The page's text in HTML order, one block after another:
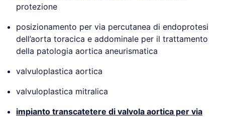
protezione
posizionamento per via percutanea di endoprotesi
dell’aorta toracica e addominale per il trattamento
della patologia aortica aneurismatica
valvuloplastica aortica
valvuloplastica mitralica
impianto transcatetere di valvola aortica per via